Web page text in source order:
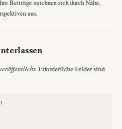
Beiträge zeichnen sich durch Nähe,
aus.
Erforderliche Felder sind